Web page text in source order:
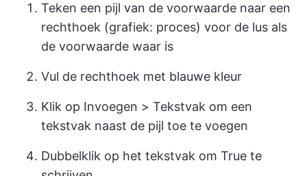
Teken een pijl van de voorwaarde naar een
rechthoek (grafiek: proces) voor de lus als
de voorwaarde waar is
Vul de rechthoek met blauwe kleur
Klik op Invoegen > Tekstvak om een
tekstvak naast de pijl toe te voegen
Dubbelklik op het tekstvak om True te